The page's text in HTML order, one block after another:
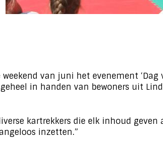
van juni het evenement
geheel in handen van bewoners uit
kartrekkers die elk inhoud
inzetten.”